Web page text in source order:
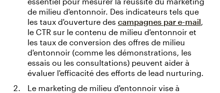
de milieu d'entonnoir. Des indicateurs tels que
les taux d'ouverture des campagnes par e-mail,
le CTR sur le contenu de milieu d'entonnoir et
les taux de conversion des offres de milieu
d'entonnoir (comme les démonstrations, les
essais ou les consultations) peuvent aider à
évaluer l'efficacité des efforts de lead nurturing.
Le marketing de milieu d'entonnoir vise à